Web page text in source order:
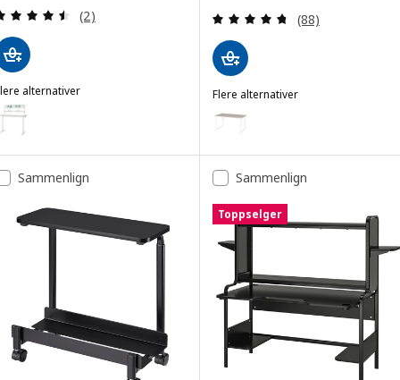
Gjennomgang: 4.5 av 5 stjerner. Samlede
(2)
alternativer
MÅLOMRÅDE, Gamingbord sitte/stå, med monitorarmer/
Gjennomgang:
(88)
Flere alternativer
HUVUDSPELARE
Alternativ: HUVUDSPELARE,
Sammenlign Sammenlign
Toppselger